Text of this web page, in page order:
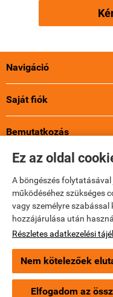
Ez az oldal
A böngészés
működéséhez szükséges
vagy személyre
hozzájárulása után
Részletes adatkezelési
Nem kötelezőek
Elfogadom az
Navigáció
Saját fiók
Bemutatkozás
Holland energia, 3 év
Elérhetőségek
Ajánlott termék
Jupio USB Octo
töltésére